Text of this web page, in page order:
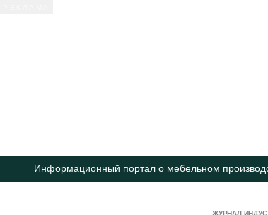
Информационный портал о мебельном
ЖУРНАЛ